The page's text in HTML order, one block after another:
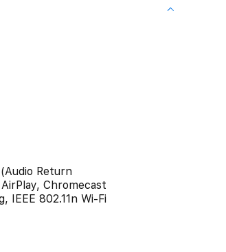
Return
Chromecast
IEEE 802.11n Wi-Fi